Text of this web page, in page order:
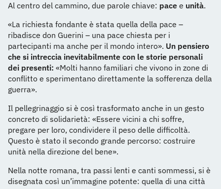
Al centro del cammino, due parole chiave: pace e unità.
«La richiesta fondante è stata quella della pace –
ribadisce don Guerini – una pace chiesta per i
partecipanti ma anche per il mondo intero». Un pensiero
che si intreccia inevitabilmente con le storie personali
dei presenti: «Molti hanno familiari che vivono in zone di
conflitto e sperimentano direttamente la sofferenza della
guerra».
Il pellegrinaggio si è così trasformato anche in un gesto
concreto di solidarietà: «Essere vicini a chi soffre,
pregare per loro, condividere il peso delle difficoltà.
Questo è stato il secondo grande percorso: costruire
unità nella direzione del bene».
Nella notte romana, tra passi lenti e canti sommessi, si è
disegnata così un’immagine potente: quella di una città